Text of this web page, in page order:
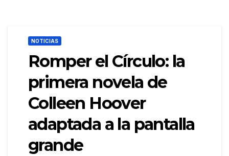
NOTICIAS
Romper el Círculo: la
primera novela de
Colleen Hoover
adaptada a la pantalla
grande